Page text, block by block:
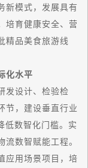
新模式，发展具有
培育健康安全、营
精品美食旅游线
化水平
设计、检验检
节，建设垂直行业
低数智化门槛。实
数智赋能工程。
应用场景项目，培